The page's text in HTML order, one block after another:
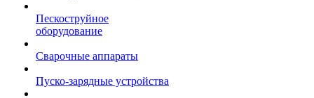
Пескоструйное
оборудование
Сварочные аппараты
Пуско-зарядные устройства